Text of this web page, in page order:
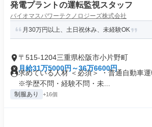
発電プラントの運転監視スタッフ
バイオマスパワーテクノロジーズ株式会社
月30万円以上、土日祝休み、未経験OK
〒515-1204三重県松阪市小片野町
月給31万5000円～36万6600円
求めている人材 ＜必須＞ ・普通自動車
※学歴不問・経験不問・未...
制服あり +16個